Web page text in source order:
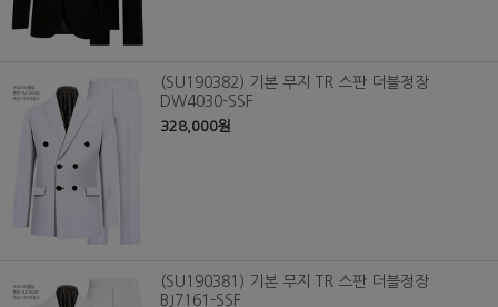
(SU190382) 기본 무지 TR 스판 더블정장
DW4030-SSF
328,000원
(SU190381) 기본 무지 TR 스판 더블정장
BJ7161-SSF